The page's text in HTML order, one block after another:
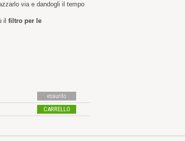
via e dandogli il tempo
il filtro per le
esaurito
CARRELLO